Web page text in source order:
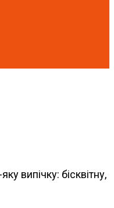
випічку: бісквітну,